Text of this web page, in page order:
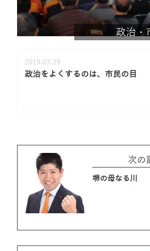
政治・
2019.03.29
政治をよくするのは、市民の目
次の
堺の母なる川